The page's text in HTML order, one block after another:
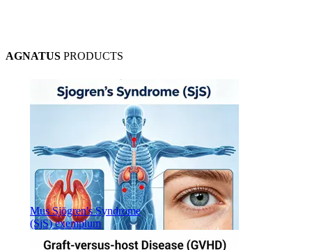
AGNATUS PRODUCTS
Mus Sjögren's Syndrome
(SjS) exemplum